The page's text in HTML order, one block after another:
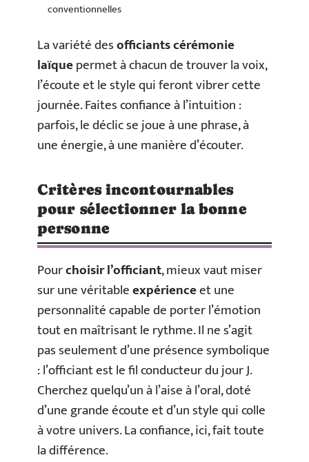
conventionnelles
La variété desofficiants cérémonie
laïquepermet à chacun de trouver la voix,
l’écoute et le style qui feront vibrer cette
journée. Faites confiance à l’intuition :
parfois, le déclic se joue à une phrase, à
une énergie, à une manière d’écouter.
Critères incontournables
pour sélectionner la bonne
personne
Pourchoisir l’officiant, mieux vaut miser
sur une véritableexpérienceet une
personnalité capable de porter l’émotion
tout en maîtrisant le rythme. Il ne s’agit
pas seulement d’une présence symbolique
: l’officiant est le fil conducteur du jour J.
Cherchez quelqu’un à l’aise à l’oral, doté
d’une grande écoute et d’un style qui colle
à votre univers. La confiance, ici, fait toute
la différence.